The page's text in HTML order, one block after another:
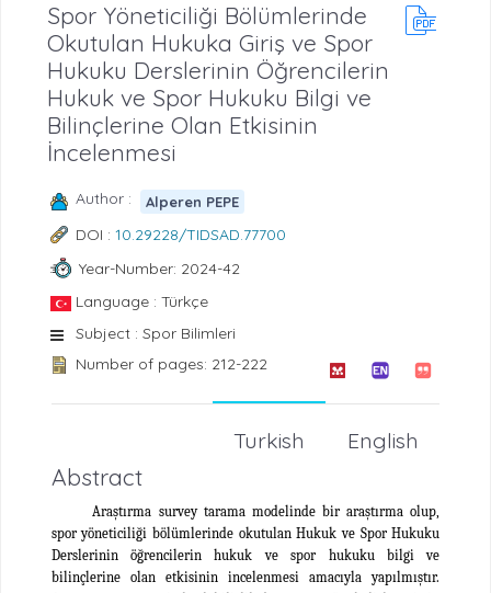
Spor Yöneticiliği Bölümlerinde
Okutulan Hukuka Giriş ve Spor
Hukuku Derslerinin Öğrencilerin
Hukuk ve Spor Hukuku Bilgi ve
Bilinçlerine Olan Etkisinin
İncelenmesi
Author : Alperen PEPE
DOI : 10.29228/TIDSAD.77700
Year-Number: 2024-42
Language : Türkçe
Subject : Spor Bilimleri
Number of pages: 212-222
English
Turkish
Abstract
Araştırma survey tarama modelinde bir araştırma olup,
spor yöneticiliği bölümlerinde okutulan Hukuk ve Spor Hukuku
Derslerinin öğrencilerin hukuk ve spor hukuku bilgi ve
bilinçlerine olan etkisinin incelenmesi amacıyla yapılmıştır.